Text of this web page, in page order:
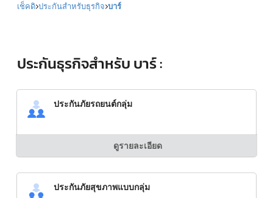
เช็คดิ ประกันสำหรับธุรกิจ บาร์
ประกันธุรกิจสำหรับ บาร์ :
ประกันภัยรถยนต์กลุ่ม
ดูรายละเอียด
ประกันภัยสุขภาพแบบกลุ่ม